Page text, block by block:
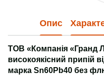
Опис
ТОВ «Компанія «Гранд
високоякісний припій
марка Sn60Pb40 без